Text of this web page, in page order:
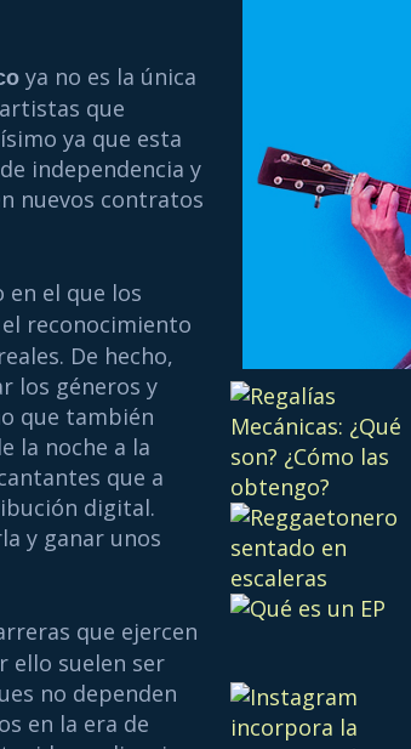
ya no es la única
que
ya que esta
independencia y
nuevos contratos
en el que los
reconocimiento
De hecho,
los géneros y
que también
la noche a la
que a
digital.
y ganar unos
que ejercen
ello suelen ser
no dependen
en la era de